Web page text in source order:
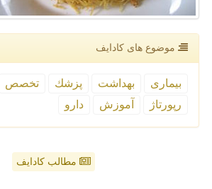
موضوع های كادایف
بیماری بهداشت پزشك تخصص
رپورتاژ
آموزش دارو
مطالب کادایف